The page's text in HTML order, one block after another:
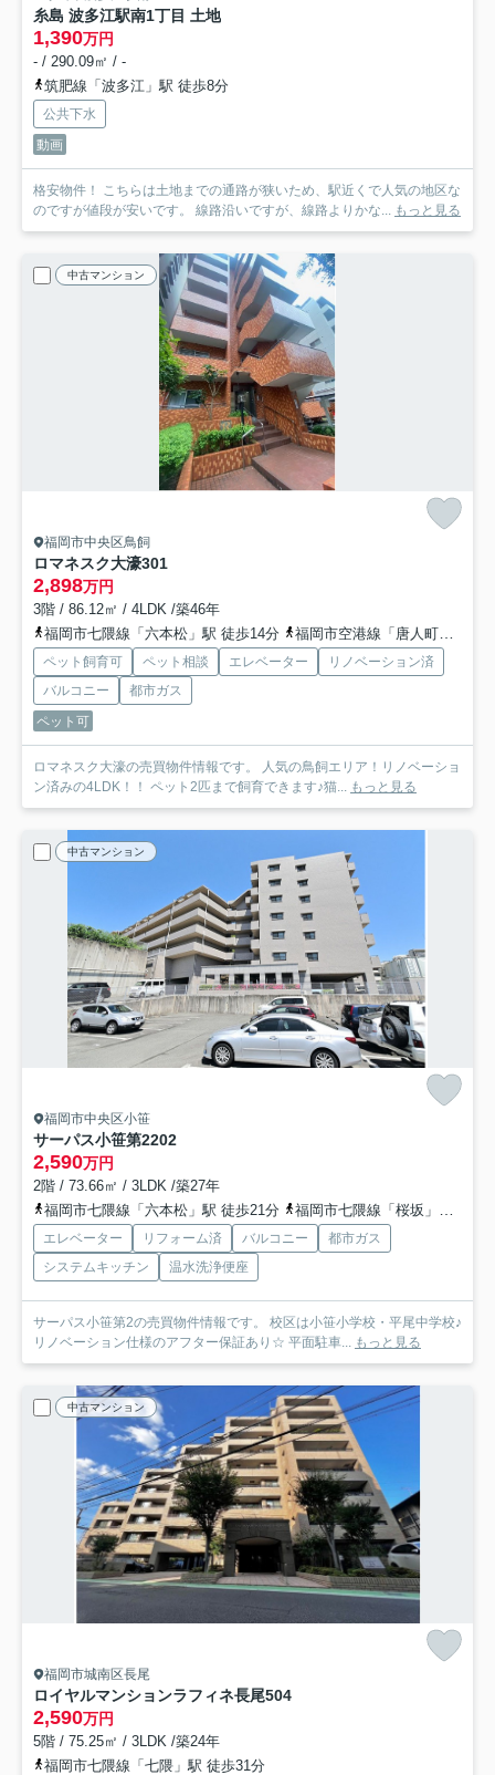
糸島 波多江駅南1丁目 土地
1,390万円
- / 290.09㎡ / -
筑肥線「波多江」駅 徒歩8分
公共下水
動画
格安物件！ こちらは土地までの通路が狭いため、駅近くで人気の地区な
のですが値段が安いです。 線路沿いですが、線路よりかな... もっと見る
中古マンション
福岡市中央区鳥飼
ロマネスク大濠301
2,898万円
3階 / 86.12㎡ / 4LDK /築46年
福岡市七隈線「六本松」駅 徒歩14分
福岡市空港線「唐人町」駅 徒歩15分
ペット飼育可 ペット相談 エレベーター
リノベーション済
バルコニー
都市ガス
ペット可
ロマネスク大濠の売買物件情報です。 人気の鳥飼エリア！リノベーショ
ン済みの4LDK！！ ペット2匹まで飼育できます♪猫... もっと見る
中古マンション
福岡市中央区小笹
サーパス小笹第2202
2,590万円
2階 / 73.66㎡ / 3LDK /築27年
福岡市七隈線「六本松」駅 徒歩21分
福岡市七隈線「桜坂」駅 徒歩22分
エレベーター リフォーム済 バルコニー
都市ガス
システムキッチン
温水洗浄便座
サーパス小笹第2の売買物件情報です。 校区は小笹小学校・平尾中学校♪
リノベーション仕様のアフター保証あり☆ 平面駐車... もっと見る
中古マンション
福岡市城南区長尾
ロイヤルマンションラフィネ長尾504
2,590万円
5階 / 75.25㎡ / 3LDK /築24年
福岡市七隈線「七隈」駅 徒歩31分